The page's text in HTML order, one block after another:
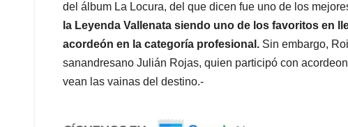
del álbum La Locura, del que dicen fue uno de los
la Leyenda Vallenata siendo uno de los favoritos en
acordeón en la categoría profesional. Sin embargo,
sanandresano Julián Rojas, quien participó con
vean las vainas del destino.-